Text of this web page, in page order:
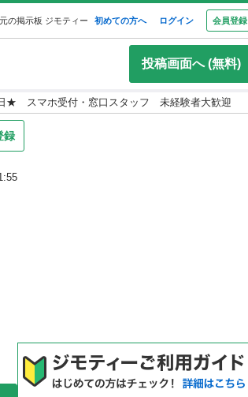
の掲示板 ジモティー 初めての方へ ログイン 会員登録
投稿画面へ (無料)
★ スマホ受付・窓口スタッフ 未経験者大歓迎
録